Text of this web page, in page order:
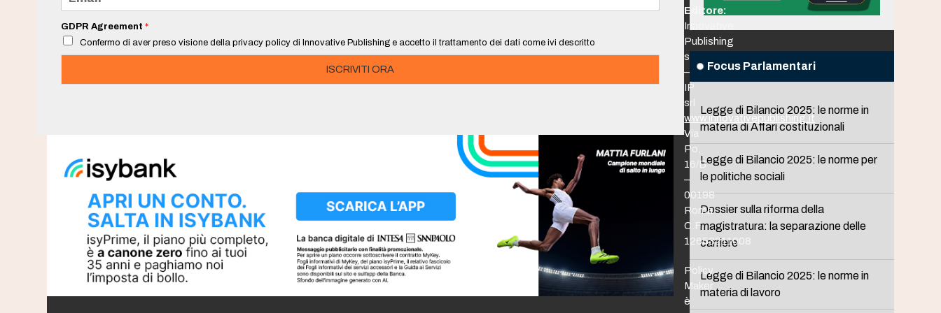
a
i
*
GDPR Agreement *
Confermo di aver preso visione della privacy policy di Innovative Publishing e accetto il trattamento dei dati come ivi descritto
ISCRIVITI ORA Focus Parlamentari
Legge di Bilancio 2025: le norme in
materia di Affari costituzionali
Legge di Bilancio 2025: le norme per
le politiche sociali
Dossier sulla riforma della
magistratura: la separazione delle
carriere
Legge di Bilancio 2025: le norme in
materia di lavoro
Editore:
Innovative
Publishing
srl
–
IP
srl
www.innovativepublishing.it
Via
Po,
16/B
–
00198
Roma
C.F.
12653211008
Policy
Maker
è